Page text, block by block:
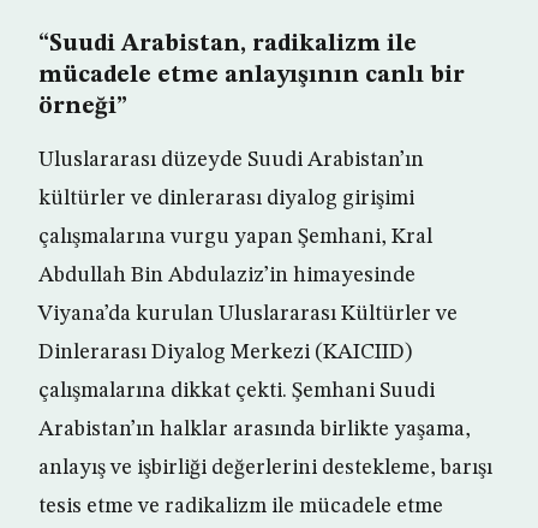
“Suudi Arabistan, radikalizm ile
mücadele etme anlayışının canlı bir
örneği”
Uluslararası düzeyde Suudi Arabistan’ın
kültürler ve dinlerarası diyalog girişimi
çalışmalarına vurgu yapan Şemhani, Kral
Abdullah Bin Abdulaziz’in himayesinde
Viyana’da kurulan Uluslararası Kültürler ve
Dinlerarası Diyalog Merkezi (KAICIID)
çalışmalarına dikkat çekti. Şemhani Suudi
Arabistan’ın halklar arasında birlikte yaşama,
anlayış ve işbirliği değerlerini destekleme, barışı
tesis etme ve radikalizm ile mücadele etme